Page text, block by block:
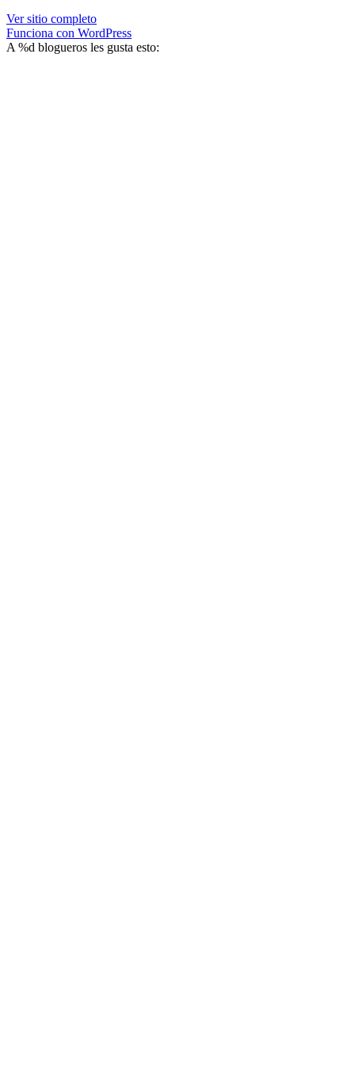
Ver sitio completo
Funciona con WordPress
A %d blogueros les gusta esto: